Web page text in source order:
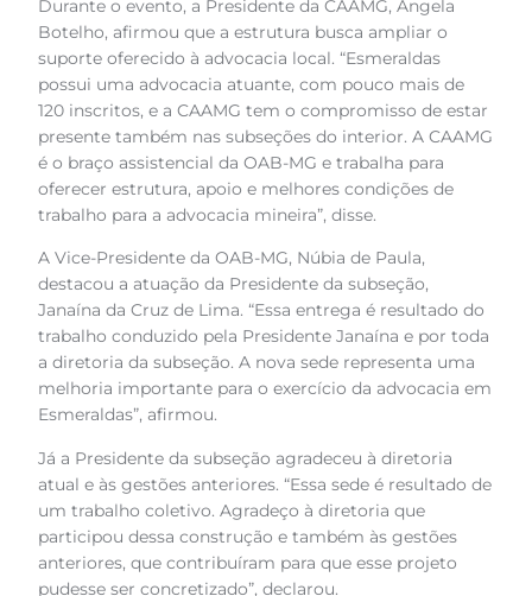
Durante o evento, a Presidente da CAAMG, Ângela
Botelho, afirmou que a estrutura busca ampliar o
suporte oferecido à advocacia local. “Esmeraldas
possui uma advocacia atuante, com pouco mais de
120 inscritos, e a CAAMG tem o compromisso de estar
presente também nas subseções do interior. A CAAMG
é o braço assistencial da OAB-MG e trabalha para
oferecer estrutura, apoio e melhores condições de
trabalho para a advocacia mineira”, disse.
A Vice-Presidente da OAB-MG, Núbia de Paula,
destacou a atuação da Presidente da subseção,
Janaína da Cruz de Lima. “Essa entrega é resultado do
trabalho conduzido pela Presidente Janaína e por toda
a diretoria da subseção. A nova sede representa uma
melhoria importante para o exercício da advocacia em
Esmeraldas”, afirmou.
Já a Presidente da subseção agradeceu à diretoria
atual e às gestões anteriores. “Essa sede é resultado de
um trabalho coletivo. Agradeço à diretoria que
participou dessa construção e também às gestões
anteriores, que contribuíram para que esse projeto
pudesse ser concretizado”, declarou.